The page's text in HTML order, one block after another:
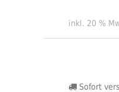
inkl. 20 %
Sofort